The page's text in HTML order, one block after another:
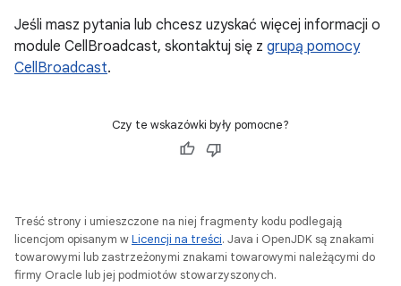
Jeśli masz pytania lub chcesz uzyskać więcej informacji o
module CellBroadcast, skontaktuj się z grupą pomocy
CellBroadcast.
Czy te wskazówki były pomocne?
Treść strony i umieszczone na niej fragmenty kodu podlegają
licencjom opisanym wLicencji na treści. Java i OpenJDK są znakami
towarowymi lub zastrzeżonymi znakami towarowymi należącymi do
firmy Oracle lub jej podmiotów stowarzyszonych.